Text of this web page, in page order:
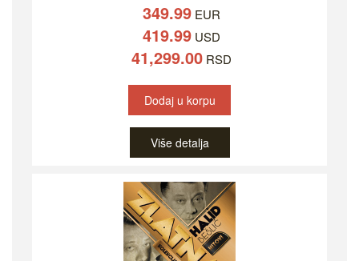
349.99 EUR
419.99 USD
41,299.00 RSD
Dodaj u korpu
Više detalja